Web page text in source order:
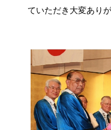
ていただき大変あり